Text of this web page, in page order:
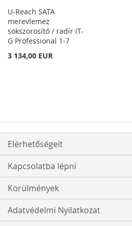
U-Reach SATA
merevlemez
sokszorosító / radír IT-
G Professional 1-7
3 134,00 EUR
Elérhetőségeit
Kapcsolatba lépni
Körülmények
Adatvédelmi Nyilatkozat